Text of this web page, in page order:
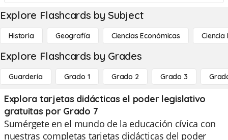
Explore Flashcards by Subject
Historia Geografía Ciencias Económicas Ciencia
Explore Flashcards by Grades
Guardería Grado 1 Grado 2 Grado 3
Explora tarjetas didácticas el poder legislativo
gratuitas por Grado 7
Sumérgete en el mundo de la educación cívica con
nuestras completas tarjetas didácticas del poder